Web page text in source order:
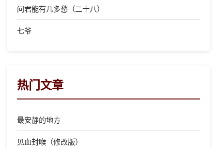
问君能有几多愁（二十八）
七爷
热门文章
最安静的地方
见血封喉（修改版）